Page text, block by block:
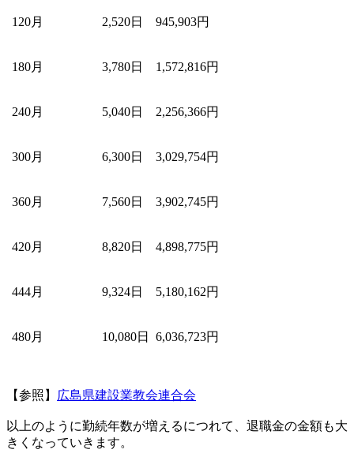
120月 2,520日 945,903円
180月 3,780日 1,572,816円
240月 5,040日 2,256,366円
300月 6,300日 3,029,754円
360月 7,560日 3,902,745円
420月 8,820日 4,898,775円
444月 9,324日 5,180,162円
480月 10,080日 6,036,723円
【参照】 広島県建設業教会連合会
以上のように勤続年数が増えるにつれて、退職金の金額も大
きくなっていきます。